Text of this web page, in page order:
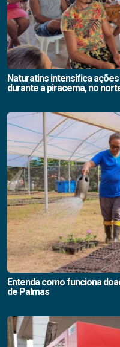
Naturatins intensifica
durante a piracema, no
Entenda como funciona
de Palmas